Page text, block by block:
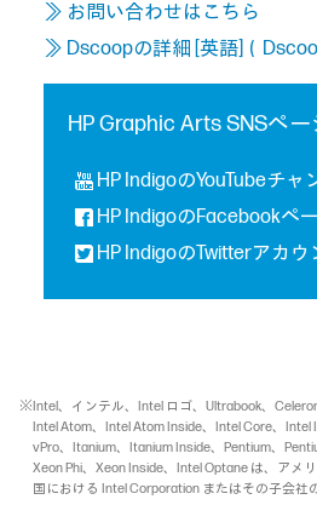
≫ お問い合わせはこちら
≫ Dscoopの詳細 [英語]（
HP Graphic Arts SNSペー
HP IndigoのYouTubeチャ
HP IndigoのFacebookペ
HP IndigoのTwitterアカウ
※Intel、インテル、Intel ロゴ、Ultrabook、
Intel Atom、Intel Atom Inside、Intel Core、Intel
vPro、Itanium、Itanium Inside、Pentium、
Xeon Phi、Xeon Inside、Intel Optane は、アメ
国における Intel Corporation またはその子会社